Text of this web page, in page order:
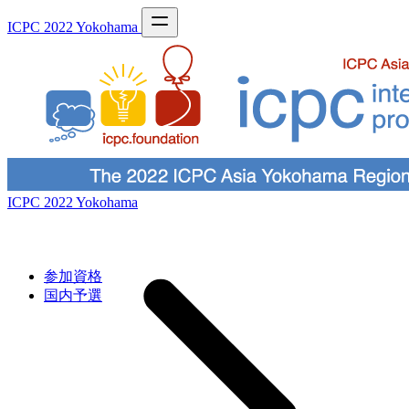
ICPC 2022 Yokohama
参加資格
国内予選
ICPC 2022 Yokohama